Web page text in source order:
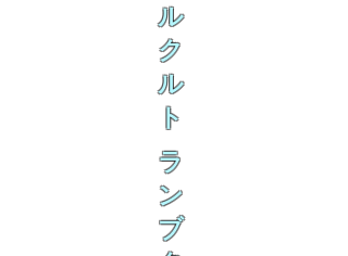
ル
ク
ル
ト
ラ
ン
ブ